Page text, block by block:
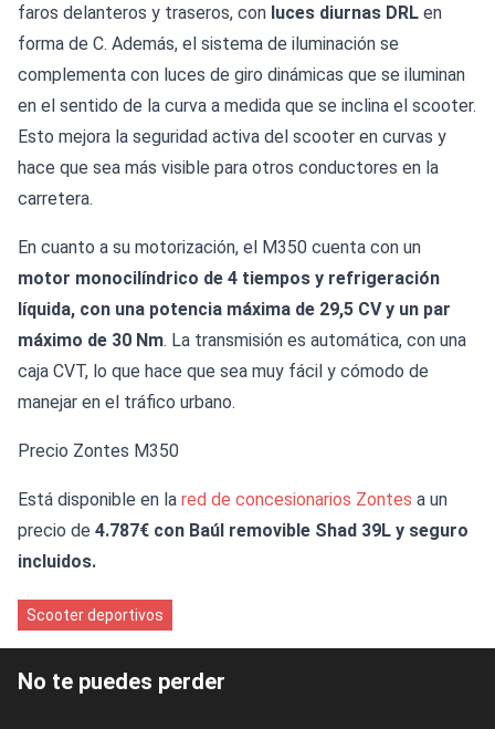
faros delanteros y traseros, con luces diurnas DRL en
forma de C. Además, el sistema de iluminación se
complementa con luces de giro dinámicas que se iluminan
en el sentido de la curva a medida que se inclina el scooter.
Esto mejora la seguridad activa del scooter en curvas y
hace que sea más visible para otros conductores en la
carretera.
En cuanto a su motorización, el M350 cuenta con un
motor monocilíndrico de 4 tiempos y refrigeración
líquida, con una potencia máxima de 29,5 CV y un par
máximo de 30 Nm. La transmisión es automática, con una
caja CVT, lo que hace que sea muy fácil y cómodo de
manejar en el tráfico urbano.
Precio Zontes M350
Está disponible en la red de concesionarios Zontes a un
precio de 4.787€ con Baúl removible Shad 39L y seguro
incluidos.
Scooter deportivos
No te puedes perder